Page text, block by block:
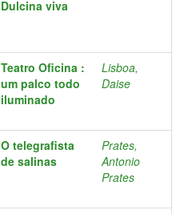
Dulcina viva
Teatro Oficina :
um palco todo
iluminado
Lisboa,
Daise
O telegrafista
de salinas
Prates,
Antonio
Prates